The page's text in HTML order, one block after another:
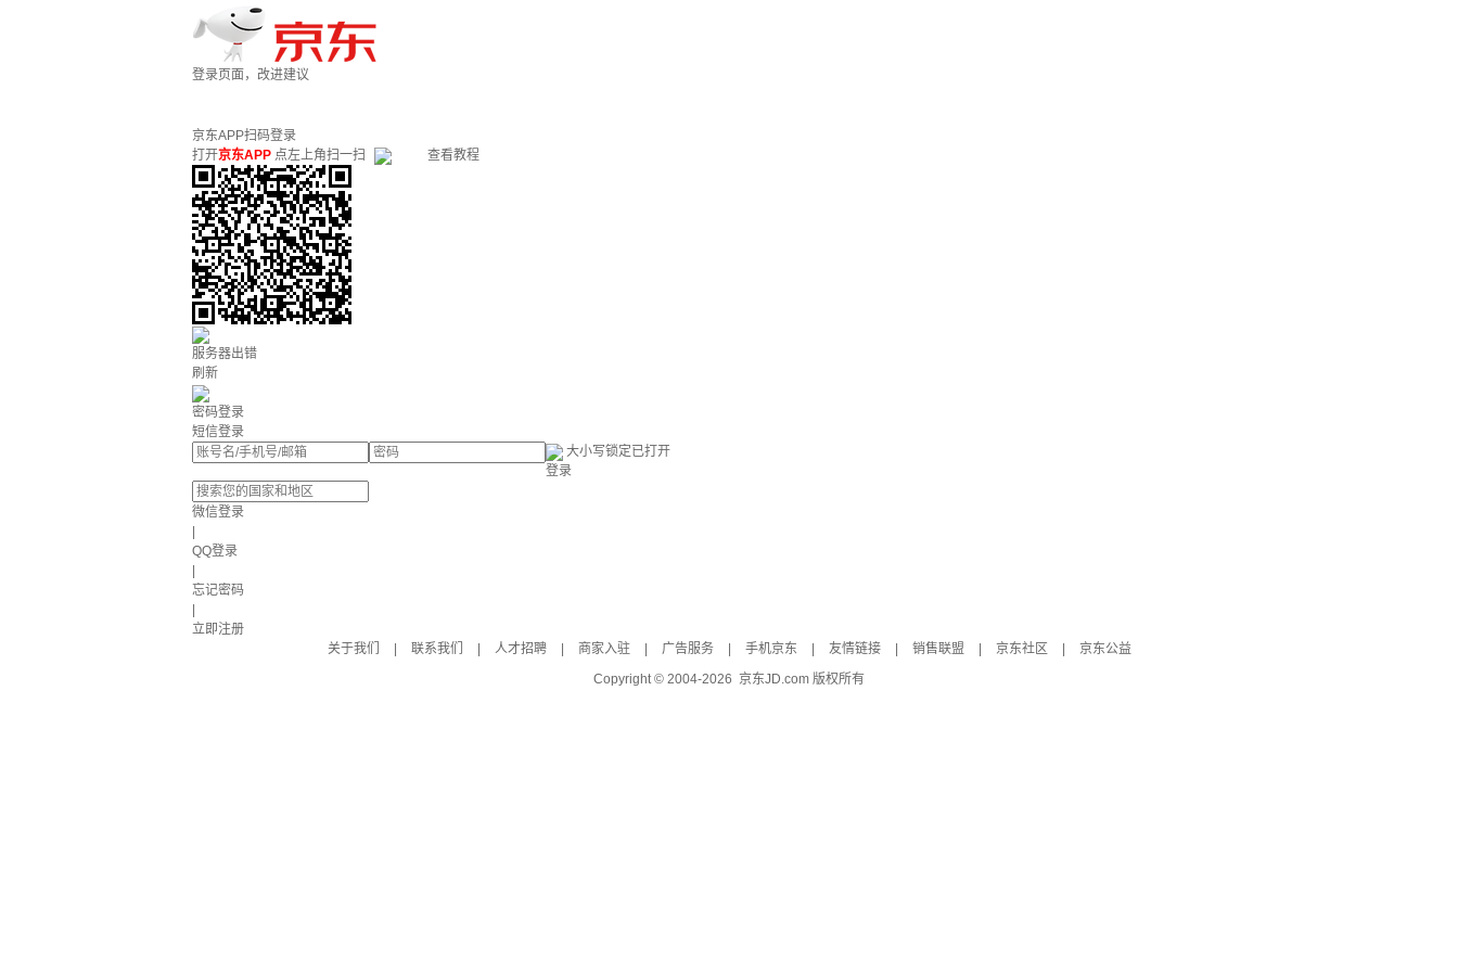
登录页面，改进建议
京东APP扫码登录
打开京东APP 点左上角扫一扫 查看教程
服务器出错
刷新
密码登录
短信登录
大小写锁定已打开
登录
微信登录
QQ登录
忘记密码
立即注册
关于我们
联系我们 人才招聘 商家入驻 广告服务 手机京东 友情链接 销售联盟 京东社区
京东公益
Copyright © 2004-2026 京东JD.com 版权所有